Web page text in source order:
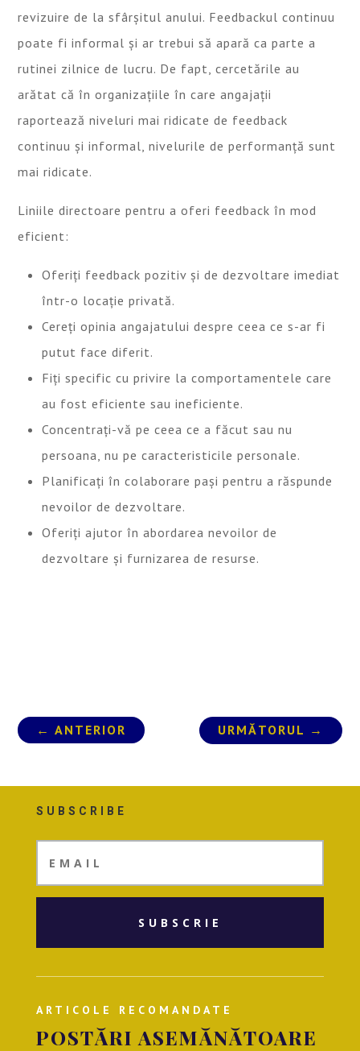
revizuire de la sfârșitul anului. Feedbackul continuu
poate fi informal și ar trebui să apară ca parte a
rutinei zilnice de lucru. De fapt, cercetările au
arătat că în organizațiile în care angajații
raportează niveluri mai ridicate de feedback
continuu și informal, nivelurile de performanță sunt
mai ridicate.
Liniile directoare pentru a oferi feedback în mod
eficient:
Oferiți feedback pozitiv și de dezvoltare imediat
într-o locație privată.
Cereți opinia angajatului despre ceea ce s-ar fi
putut face diferit.
Fiți specific cu privire la comportamentele care
au fost eficiente sau ineficiente.
Concentrați-vă pe ceea ce a făcut sau nu
persoana, nu pe caracteristicile personale.
Planificați în colaborare pași pentru a răspunde
nevoilor de dezvoltare.
Oferiți ajutor în abordarea nevoilor de
dezvoltare și furnizarea de resurse.
←ANTERIOR URMĂTORUL →
SUBSCRIBE
SUBSCRIE
ARTICOLE RECOMANDATE
POSTĂRI ASEMĂNĂTOARE